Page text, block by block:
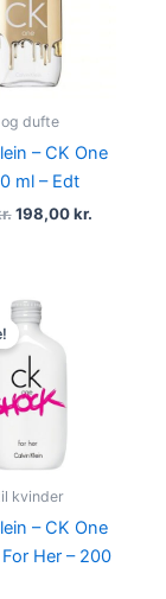
dufte
– CK One
ml – Edt
198,00kr.
kvinder
– CK One
Her – 200
Original
price
was:
545,00 kr..